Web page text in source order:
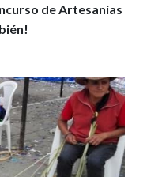
de Artesanías